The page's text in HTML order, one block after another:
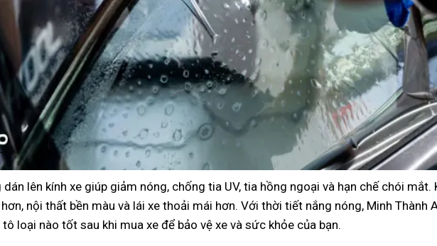
dán lên kính xe giúp giảm nóng, chống tia UV, tia hồng ngoại và hạn chế chói mắt.
nội thất bền màu và lái xe thoải mái hơn. Với thời tiết nắng nóng, Minh Thành
loại nào tốt sau khi mua xe để bảo vệ xe và sức khỏe của bạn.